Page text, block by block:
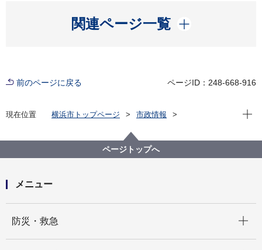
関連ページ一覧
開く
前のページに戻る ページID：248-668-916
現在位置 横浜市トップページ
市政情報
にぎわいスポーツ文化局
【記者発表】「日中韓３都市の青少年がダンスを通じ
て交流しました」
現在
ページトップへ
メニュー
防災・救急